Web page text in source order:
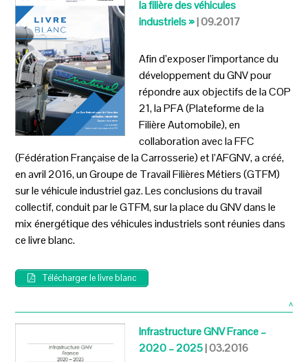
la filière des véhicules
industriels »| 09.2017
Afin d’exposer l’importance du
développement du GNV pour
répondre aux objectifs de la COP
21, la PFA (Plateforme de la
Filière Automobile), en
collaboration avec la FFC
(Fédération Française de la Carrosserie) et l’AFGNV, a créé,
en avril 2016, un Groupe de Travail Filières Métiers (GTFM)
sur le véhicule industriel gaz. Les conclusions du travail
collectif, conduit par le GTFM, sur la place du GNV dans le
mix énergétique des véhicules industriels sont réunies dans
ce livre blanc.
Télécharger le livre blanc
^
Infrastructure GNV France –
2020 – 2025| 03.2016